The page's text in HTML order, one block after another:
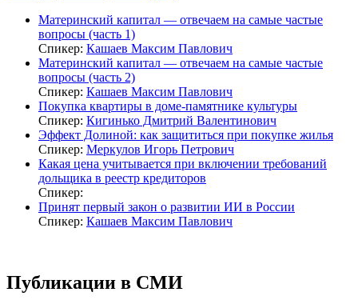
Материнский капитал — отвечаем на самые частые
вопросы (часть 1)
Спикер: Кашаев Максим Павлович
Материнский капитал — отвечаем на самые частые
вопросы (часть 2)
Спикер: Кашаев Максим Павлович
Покупка квартиры в доме-памятнике культуры
Спикер: Кигинько Дмитрий Валентинович
Эффект Долиной: как защититься при покупке жилья
Спикер: Меркулов Игорь Петрович
Какая цена учитывается при включении требований
дольщика в реестр кредиторов
Спикер:
Принят первый закон о развитии ИИ в России
Спикер: Кашаев Максим Павлович
Публикации в СМИ